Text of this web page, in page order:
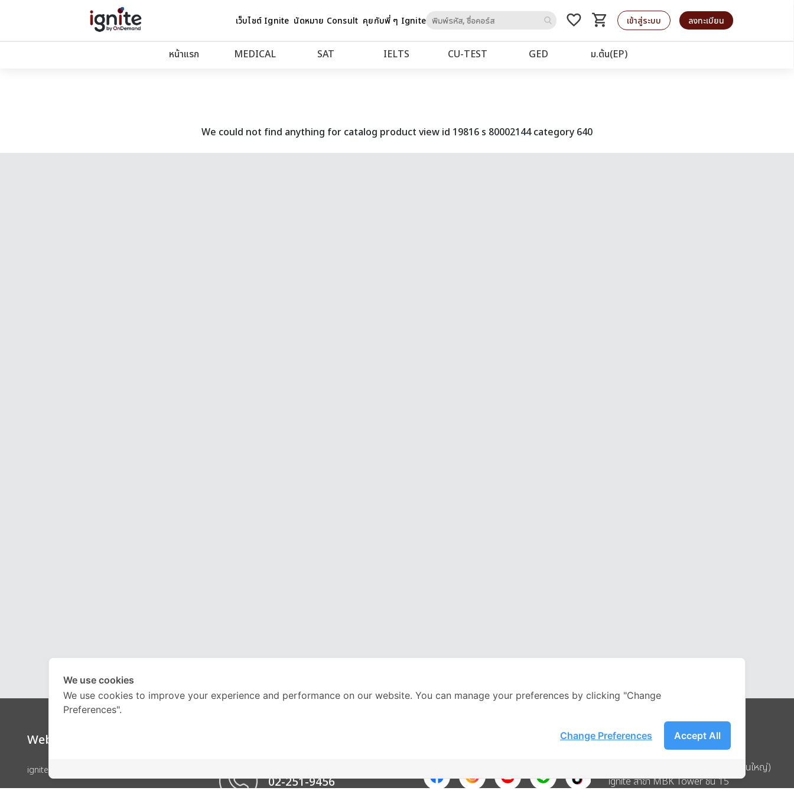
เว็บไซต์ Ignite นัดหมาย Consult คุยกับพี่ ๆ Igniteto
favorite_border shopping_cart
รถเข็น เข้าสู่ระบบ ลงทะเบียน
หน้าแรก MEDICAL SAT IELTS CU‑TEST GED ม.ต้น(EP)
We could not find anything for catalog product view id 19816 s 80002144 category 640
Website
ignite by OnDemand
02-251-9456
Address
บริษัท อิกไนท์ เอ สตาร์ จำกัด (สำนักงานใหญ่)
ignite สาขา MBK Tower ชั้น 15
We use cookies
We use cookies to improve your experience and performance on our website. You can manage your preferences by clicking "Change
Preferences".
Accept All
Change Preferences